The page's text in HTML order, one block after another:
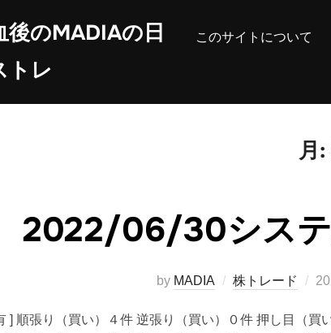
後のMADIAの日
トレ
このサイトについて
月:
2022/06/30システ
by MADIA 株トレード
投
日:
] 順張り（買い）４件 逆張り（買い）０件 押し目（買